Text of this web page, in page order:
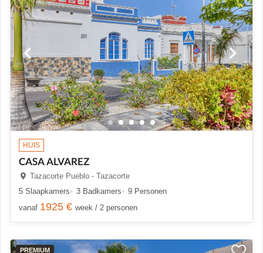
HUIS
CASA ALVAREZ
Tazacorte Pueblo - Tazacorte
5 Slaapkamers
3 Badkamers
9 Personen
vanaf 1925 € week / 2 personen
PREMIUM